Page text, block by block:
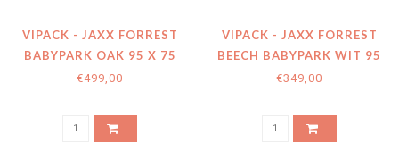
VIPACK - JAXX FORREST
BABYPARK OAK 95 X 75
CM
€499,00
VIPACK - JAXX FORREST
BEECH BABYPARK WIT 95
X 75 CM
€349,00